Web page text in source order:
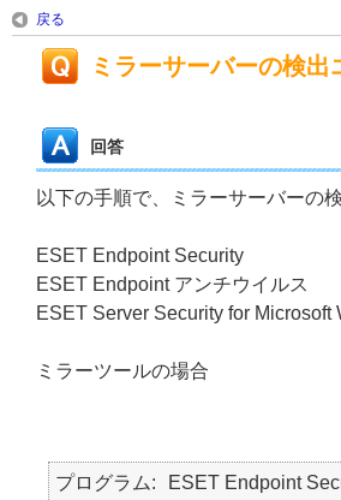
戻る
ミラーサーバーの検
回答
以下の手順で、ミラーサーバーの
ESET Endpoint Security
ESET Endpoint アンチウイルス
ESET Server Security for
ミラーツールの場合
プログラム
ESET Endpoint